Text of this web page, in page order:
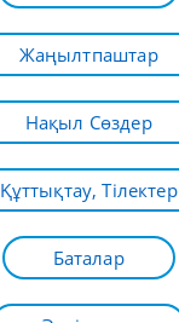
Жаңылтпаштар
Нақыл Сөздер
Құттықтау, Тілектер
Баталар